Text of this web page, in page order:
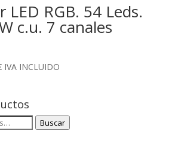
LED RGB. 54 Leds.
c.u. 7 canales
El
es:
107,00€.
IVA INCLUIDO
Buscar